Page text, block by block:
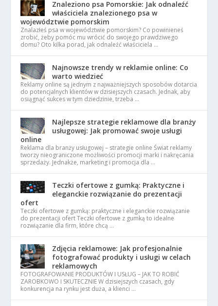
Znaleziono psa Pomorskie: Jak odnaleźć
właściciela znalezionego psa w
województwie pomorskim
Znalazłeś psa w województwie pomorskim? Co powinieneś
zrobić, żeby pomóc mu wrócić do swojego prawdziwego
domu? Oto kilka porad, jak odnaleźć właściciela …
Najnowsze trendy w reklamie online: Co
warto wiedzieć
Reklamy online są jednym z najważniejszych sposobów dotarcia
do potencjalnych klientów w dzisiejszych czasach. Jednak, aby
osiągnąć sukces w tym dziedzinie, trzeba …
Najlepsze strategie reklamowe dla branży
usługowej: Jak promować swoje usługi
online
Reklama dla branży usługowej – strategie online Świat reklamy
tworzy nieograniczone możliwości promocji marki i nakręcania
sprzedaży. Jednakże, marketing i promocja dla …
Teczki ofertowe z gumką: Praktyczne i
eleganckie rozwiązanie do prezentacji
ofert
Teczki ofertowe z gumką: praktyczne i eleganckie rozwiązanie
do prezentacji ofert Teczki ofertowe z gumką to idealne
rozwiązanie dla firm, które chcą …
Zdjęcia reklamowe: Jak profesjonalnie
fotografować produkty i usługi w celach
reklamowych
FOTOGRAFOWANIE PRODUKTÓW I USŁUG – JAK TO ROBIĆ
ZAROBKOWO I SKUTECZNIE W dzisiejszych czasach, gdy
konkurencja na rynku jest duża, a klienci …